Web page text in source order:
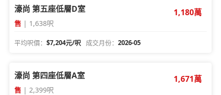
濠尚 第五座低層D室
售 | 1,638呎
1,180萬
平均呎價：$7,204元/呎 成交月份：2026-05
濠尚 第四座低層A室
售 | 2,399呎
1,671萬